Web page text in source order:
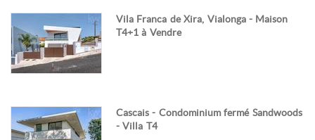
Vila Franca de Xira, Vialonga - Maison
T4+1 à Vendre
Cascais - Condominium fermé Sandwoods
- Villa T4